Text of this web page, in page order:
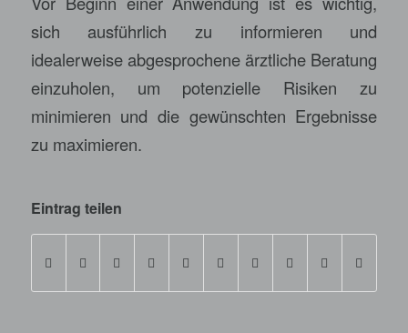
sich ausführlich zu informieren und
idealerweise abgesprochene ärztliche Beratung
einzuholen, um potenzielle Risiken zu
minimieren und die gewünschten Ergebnisse
zu maximieren.
Eintrag teilen